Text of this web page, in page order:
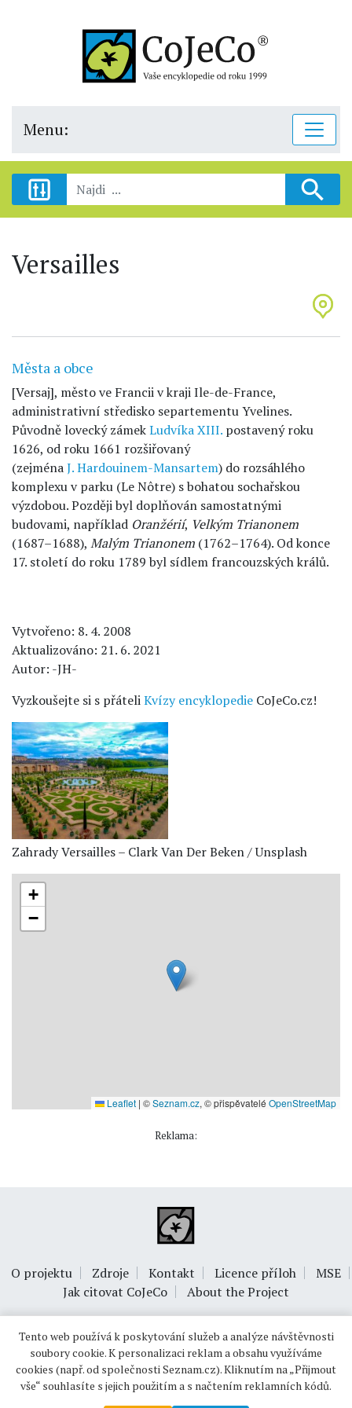
Menu:
Versailles
Města a obce
[Versaj], město ve Francii v kraji Ile-de-France,
administrativní středisko separtementu Yvelines.
Původně lovecký zámekLudvíka XIII. postavený roku
1626, od roku 1661 rozšiřovaný
(zejménaJ. Hardouinem-Mansartem) do rozsáhlého
komplexu v parku (Le Nôtre) s bohatou sochařskou
výzdobou. Později byl doplňován samostatnými
budovami, například Oranžérií, Velkým Trianonem
(1687–1688), Malým Trianonem (1762–1764). Od konce
17. století do roku 1789 byl sídlem francouzských králů.
Vytvořeno: 8. 4. 2008
Aktualizováno: 21. 6. 2021
Autor: -JH-
Vyzkoušejte si s přáteliKvízy encyklopedie CoJeCo.cz!
Zahrady Versailles – Clark Van Der Beken / Unsplash
+
−
Leaflet | ©Seznam.cz, © přispěvatelé OpenStreetMap
Reklama:
O projektu Zdroje Kontakt Licence příloh
MSE
Jak citovat CoJeCo
About the Project
© 1999-2026OPTIMUS s.r.o.
Tento web používá k poskytování služeb a analýze návštěvnosti
soubory cookie. K personalizaci reklam a obsahu využíváme
cookies (např. od společnosti Seznam.cz). Kliknutím na „Přijmout
vše“ souhlasíte s jejich použitím a s načtením reklamních kódů.